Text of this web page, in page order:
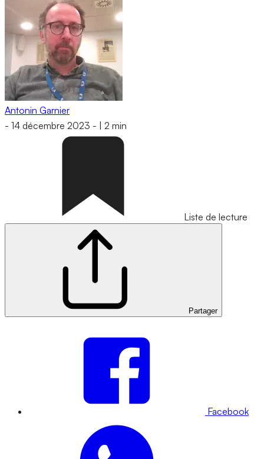
Antonin Garnier
- 14 décembre 2023 - 2 min
Liste de lecture
Partager
Facebook